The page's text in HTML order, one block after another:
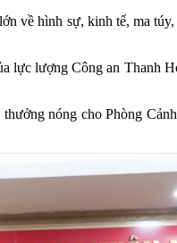
về hình sự, kinh tế, ma
lực lượng Công an Thanh
nóng cho Phòng